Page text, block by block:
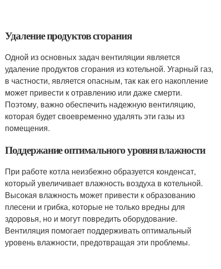
Удаление продуктов сгорания
Одной из основных задач вентиляции является
удаление продуктов сгорания из котельной. Угарный газ,
в частности, является опасным, так как его накопление
может привести к отравлению или даже смерти.
Поэтому, важно обеспечить надежную вентиляцию,
которая будет своевременно удалять эти газы из
помещения.
Поддержание оптимального уровня влажности
При работе котла неизбежно образуется конденсат,
который увеличивает влажность воздуха в котельной.
Высокая влажность может привести к образованию
плесени и грибка, которые не только вредны для
здоровья, но и могут повредить оборудование.
Вентиляция помогает поддерживать оптимальный
уровень влажности, предотвращая эти проблемы.